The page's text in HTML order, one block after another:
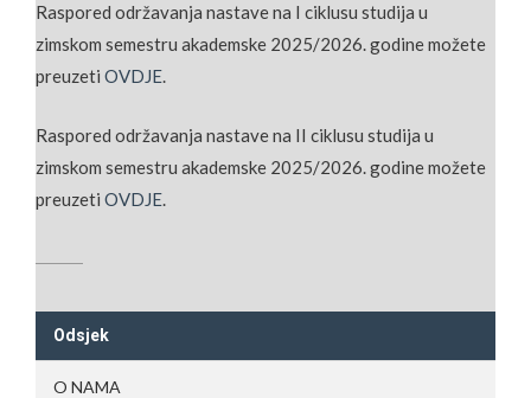
Raspored održavanja nastave na I ciklusu studija u
zimskom semestru akademske 2025/2026. godine možete
preuzeti OVDJE.
Raspored održavanja nastave na II ciklusu studija u
zimskom semestru akademske 2025/2026. godine možete
preuzeti OVDJE.
Odsjek
O NAMA